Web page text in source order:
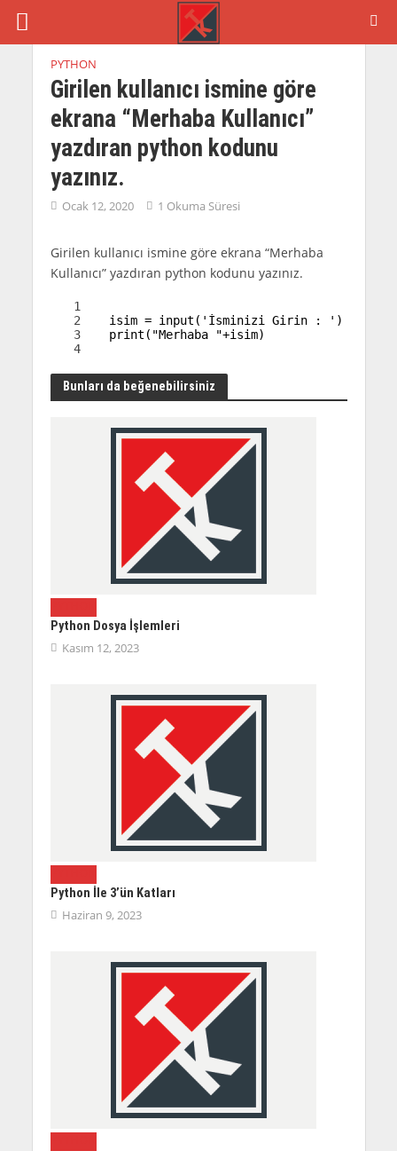
PYTHON
Girilen kullanıcı ismine göre
ekrana “Merhaba Kullanıcı”
yazdıran python kodunu
yazınız.
Ocak 12, 2020 1 Okuma Süresi
Girilen kullanıcı ismine göre ekrana “Merhaba
Kullanıcı” yazdıran python kodunu yazınız.
1
2
3
4
isim = input ( 'İsminizi Girin : ' )
print ( "Merhaba "+isim)
Bunları da beğenebilirsiniz
Python Dosya İşlemleri
Kasım 12, 2023
Python İle 3’ün Katları
Haziran 9, 2023